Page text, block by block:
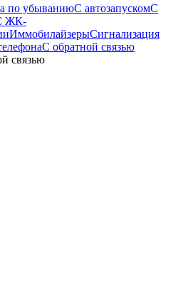
по убываниюС автозапускомС
ЖК-
ИммобилайзерыCигнализация
С обратной связью
связью